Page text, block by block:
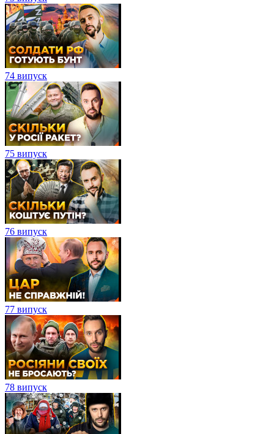
74 випуск
75 випуск
76 випуск
77 випуск
78 випуск